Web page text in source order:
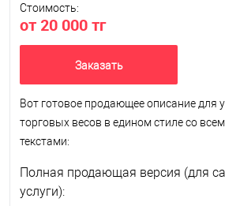
Стоимость:
от 20 000 тг
Заказать
Вот готовое продающее описание для
торговых весов в едином стиле со
текстами:
Полная продающая версия (для
услуги):